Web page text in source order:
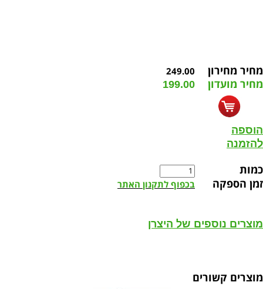
מחיר מחירון 249.00
מחיר מועדון 199.00
הוספה
להזמנה
כמות
זמן הספקה
בכפוף לתקנון האתר
מוצרים נוספים של היצרן
מוצרים קשורים